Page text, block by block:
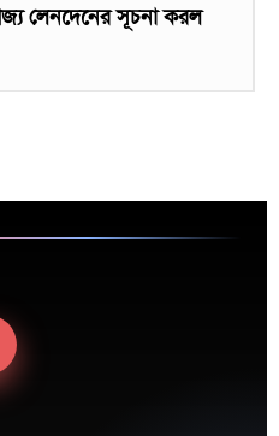
লেনদেনের সূচনা করল